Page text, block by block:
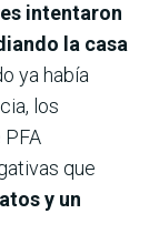
intentaron
la casa
ya había
los
que
y un